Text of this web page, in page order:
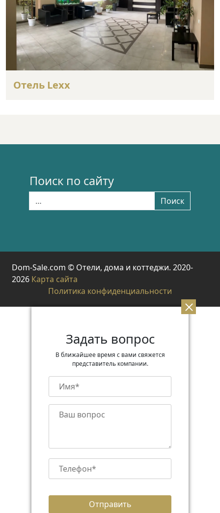
Отель Lexx
Поиск по сайту
Поиск
Dom-Sale.com © Отели, дома и коттеджи. 2020-
2026 Карта сайта
Политика конфиденциальности
Задать вопрос
В ближайшее время с вами свяжется
представитель компании.